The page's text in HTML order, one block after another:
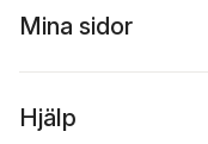
Mina sidor
Hjälp